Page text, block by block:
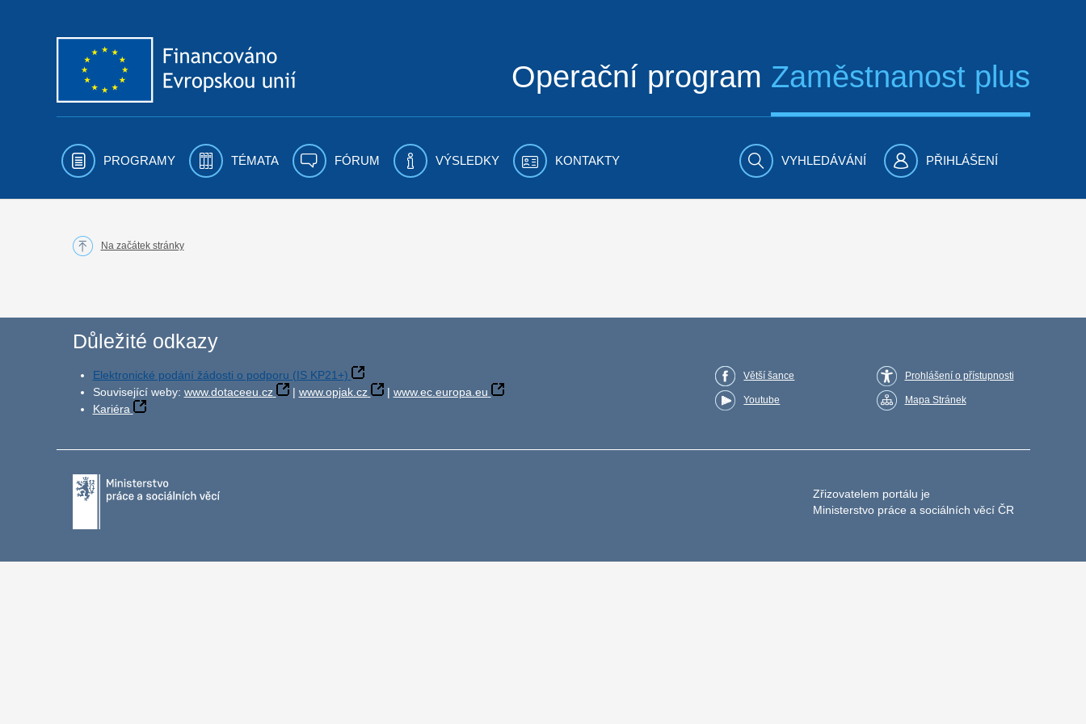
Operační program Zaměstnanost plus
PROGRAMY TÉMATA FÓRUM VÝSLEDKY KONTAKTY VYHLEDÁVÁNÍ PŘIHLÁŠENÍ
Na začátek stránky
Důležité odkazy
Elektronické podání žádosti o podporu (IS KP21+)
Související weby: www.dotaceeu.cz | www.opjak.cz | www.ec.europa.eu
Kariéra
Větší šance
Youtube
Prohlášení o přístupnosti
Mapa Stránek
Zřizovatelem portálu je
Ministerstvo práce a sociálních věcí ČR